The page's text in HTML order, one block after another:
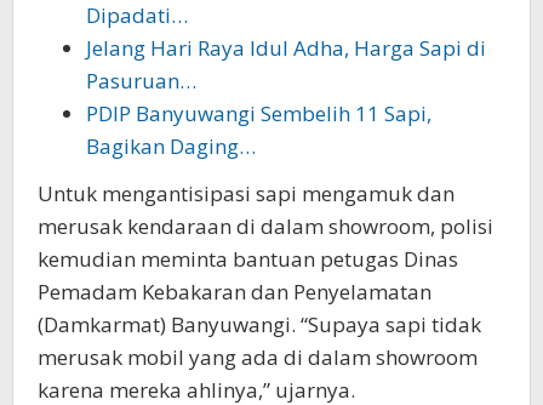
Dipadati…
Jelang Hari Raya Idul Adha, Harga Sapi di
Pasuruan…
PDIP Banyuwangi Sembelih 11 Sapi,
Bagikan Daging…
Untuk mengantisipasi sapi mengamuk dan
merusak kendaraan di dalam showroom, polisi
kemudian meminta bantuan petugas Dinas
Pemadam Kebakaran dan Penyelamatan
(Damkarmat) Banyuwangi. “Supaya sapi tidak
merusak mobil yang ada di dalam showroom
karena mereka ahlinya,” ujarnya.